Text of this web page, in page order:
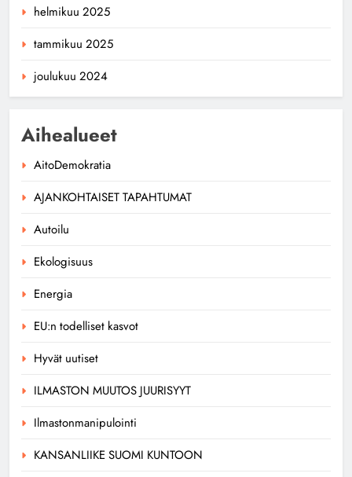
helmikuu 2025
tammikuu 2025
joulukuu 2024
Aihealueet
AitoDemokratia
AJANKOHTAISET TAPAHTUMAT
Autoilu
Ekologisuus
Energia
EU:n todelliset kasvot
Hyvät uutiset
ILMASTON MUUTOS JUURISYYT
Ilmastonmanipulointi
KANSANLIIKE SUOMI KUNTOON